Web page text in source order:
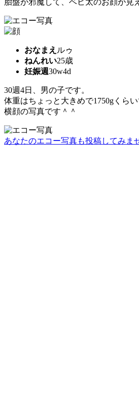
おなまえ ルゥ
ねんれい25歳
妊娠週30w4d
30週4日、男の子です。
体重はちょっと大きめで1750gくらい
横顔の写真です＾＾
あなたのエコー写真も投稿してみま